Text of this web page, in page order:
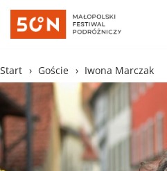
Skocz
treści
Start › Goście › Iwona Marczak